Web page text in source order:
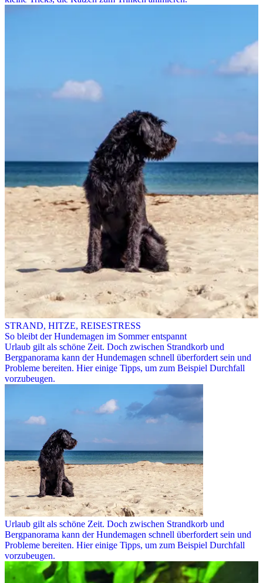
STRAND, HITZE, REISESTRESS
So bleibt der Hundemagen im Sommer entspannt
Urlaub gilt als schöne Zeit. Doch zwischen Strandkorb und
Bergpanorama kann der Hundemagen schnell überfordert sein und
Probleme bereiten. Hier einige Tipps, um zum Beispiel Durchfall
vorzubeugen.
Urlaub gilt als schöne Zeit. Doch zwischen Strandkorb und
Bergpanorama kann der Hundemagen schnell überfordert sein und
Probleme bereiten. Hier einige Tipps, um zum Beispiel Durchfall
vorzubeugen.